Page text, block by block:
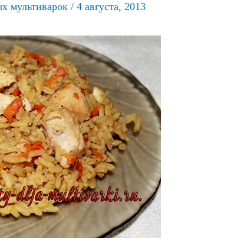
мультиварок / 4 августа, 2013